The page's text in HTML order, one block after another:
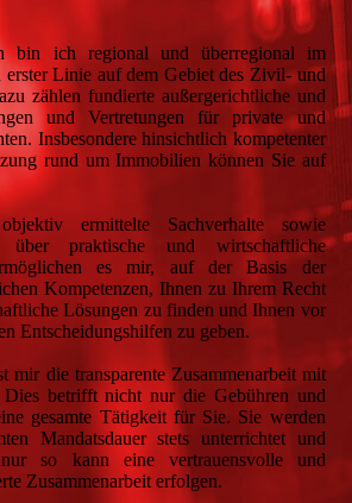
bin ich regional und überregional im
Linie auf dem Gebiet des Zivil- und
zählen fundierte außergerichtliche und
und Vertretungen für private und
Insbesondere hinsichtlich kompetenter
rund um Immobilien können Sie auf
ermittelte Sachverhalte sowie
über praktische und wirtschaftliche
es mir, auf der Basis der
Kompetenzen, Ihnen zu Ihrem Recht
Lösungen zu finden und Ihnen vor
Entscheidungshilfen zu geben.
mir die transparente Zusammenarbeit mit
betrifft nicht nur die Gebühren und
gesamte Tätigkeit für Sie. Sie werden
Mandatsdauer stets unterrichtet und
so kann eine vertrauensvolle und
Zusammenarbeit erfolgen.